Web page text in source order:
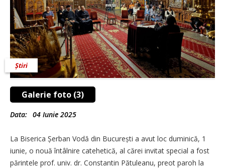
Galerie foto (3)
Știri
Data: 04 Iunie 2025
La Biserica Șerban Vodă din București a avut loc duminică, 1
iunie, o nouă întâlnire catehetică, al cărei invitat special a fost
părintele prof. univ. dr. Constantin Pătuleanu, preot paroh la